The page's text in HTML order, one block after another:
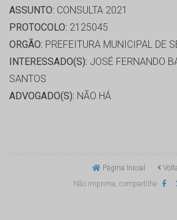
ASSUNTO: CONSULTA 2021
PROTOCOLO: 2125045
ORGÃO: PREFEITURA MUNICIPAL DE
INTERESSADO(S): JOSÉ FERNANDO
SANTOS
ADVOGADO(S): NÃO HÁ
Página Inicial
Não imprima, compartilhe